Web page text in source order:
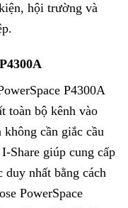
hội trường và
P4300A
toàn bộ kênh vào
cần giắc cầu
Share giúp cung cấp
nhất bằng cách
PowerSpace